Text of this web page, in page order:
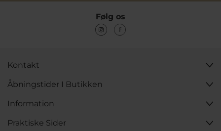
Følg os
Kontakt
Åbningstider I Butikken
Information
Praktiske Sider